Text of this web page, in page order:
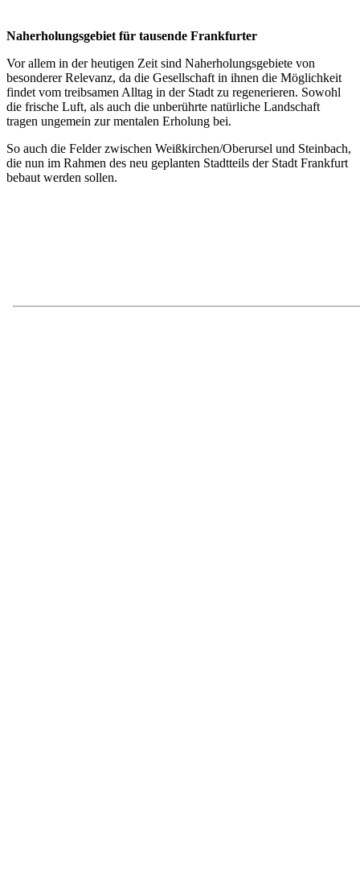
Naherholungsgebiet für tausende Frankfurter
Vor allem in der heutigen Zeit sind Naherholungsgebiete von
besonderer Relevanz, da die Gesellschaft in ihnen die Möglichkeit
findet vom treibsamen Alltag in der Stadt zu regenerieren. Sowohl
die frische Luft, als auch die unberührte natürliche Landschaft
tragen ungemein zur mentalen Erholung bei.
So auch die Felder zwischen Weißkirchen/Oberursel und Steinbach,
die nun im Rahmen des neu geplanten Stadtteils der Stadt Frankfurt
bebaut werden sollen.